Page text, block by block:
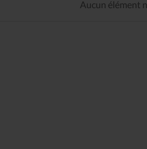
Aucun élément